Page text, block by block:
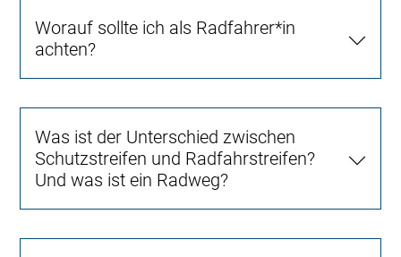
Worauf sollte ich als Radfahrer*in
achten?
Was ist der Unterschied zwischen
Schutzstreifen und Radfahrstreifen?
Und was ist ein Radweg?